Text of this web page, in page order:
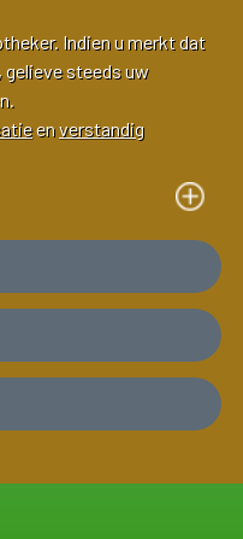
Indien u merkt dat
steeds uw
enverstandig